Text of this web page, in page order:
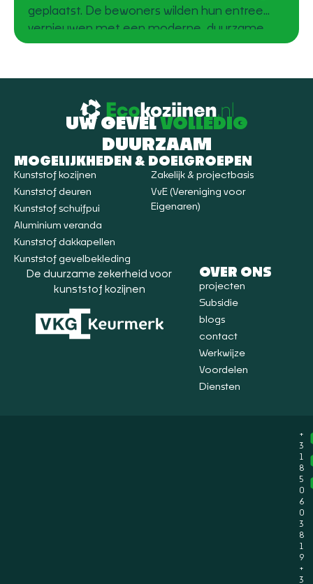
geplaatst. De bewoners wilden hun entree
vernieuwen met een moderne, duurzame
oplossing. Met deze nieuwe deur heeft de
gekregen die perfect past bij de rest van het
huis. Duurzaamheid en comfort in één
MOGELIJKHEDEN & DOELGROEPEN
Kunststof kozijnen
Kunststof deuren
Kunststof schuifpui
Aluminium veranda
Kunststof dakkapellen
Kunststof gevelbekleding
Zakelijk & projectbasis
VvE (Vereniging voor
Eigenaren)
UW GEVEL VOLLEDIG
DUURZAAM
De duurzame zekerheid voor
kunststof kozijnen
OVER ONS
projecten
Subsidie
blogs
contact
Werkwijze
Voordelen
Diensten
+
3
1
8
5
0
6
0
3
8
1
9
+
3